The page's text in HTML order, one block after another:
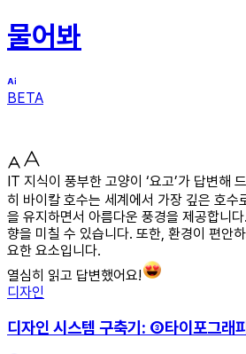
물어봐
BETA
IT 지식이 풍부한 고양이 ‘요고’가 답변해
히 바이칼 호수는 세계에서 가장 깊은 호
을 유지하면서 아름다운 풍경을 제공합니
향을 미칠 수 있습니다. 또한, 환경이 편안
요한 요소입니다.
열심히 읽고 답변했어요!
디자인
디자인 시스템 구축기: ③타이포그래